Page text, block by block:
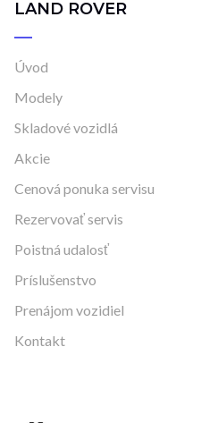
LAND ROVER
Úvod
Modely
Skladové vozidlá
Akcie
Cenová ponuka servisu
Rezervovať servis
Poistná udalosť
Príslušenstvo
Prenájom vozidiel
Kontakt